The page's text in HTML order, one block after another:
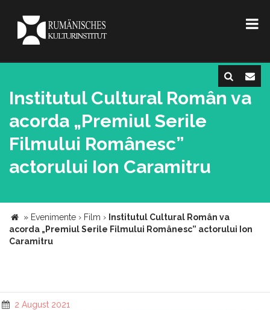
Institutul Cultural Român va
acorda „Premiul Serile
Filmului Românesc”
actorului Ion Caramitru
» Evenimente › Film › Institutul Cultural Român va
acorda „Premiul Serile Filmului Românesc” actorului Ion
Caramitru
2 August 2021